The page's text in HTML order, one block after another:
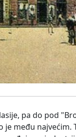
pa do pod
među